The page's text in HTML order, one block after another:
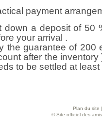
payment
down a deposit of 50
your arrival .
the guarantee of 200
after the
to be settled at
Plan du site
© Site officiel des